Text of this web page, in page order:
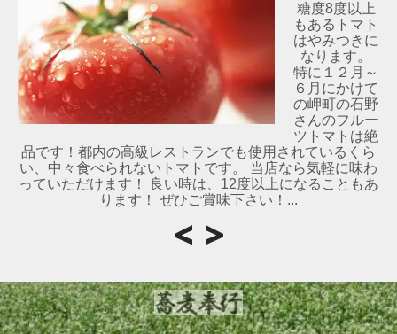
糖度8度以上
もあるトマト
はやみつきに
なります。
特に１２月～
６月にかけて
の岬町の石野
さんのフルー
ツトマトは絶
品です！都内の高級レストランでも使用されているくら
い、中々食べられないトマトです。 当店なら気軽に味わ
っていただけます！ 良い時は、12度以上になることもあ
ります！ ぜひご賞味下さい！...